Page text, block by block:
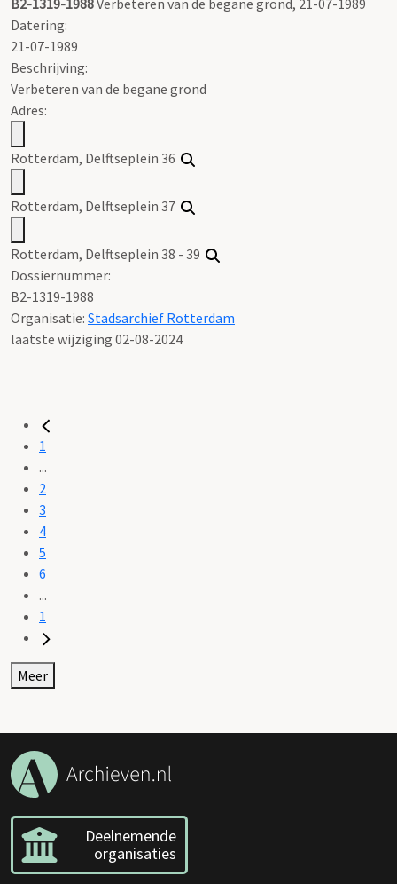
Datering:
21-07-1989
Beschrijving:
Verbeteren van de begane grond
Adres:
Rotterdam, Delftseplein 36
Rotterdam, Delftseplein 37
Rotterdam, Delftseplein 38 - 39
Dossiernummer:
B2-1319-1988
Organisatie: Stadsarchief Rotterdam
laatste wijziging 02-08-2024
1
...
2
3
4
5
6
...
1
Meer
Deelnemende
organisaties